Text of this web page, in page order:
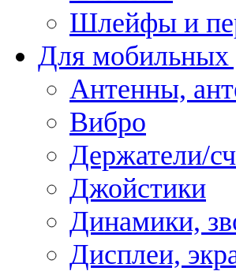
Шлейфы и
Для мобильных
Антенны,
Вибро
Держатели/
Джойстики
Динамики,
Дисплеи,